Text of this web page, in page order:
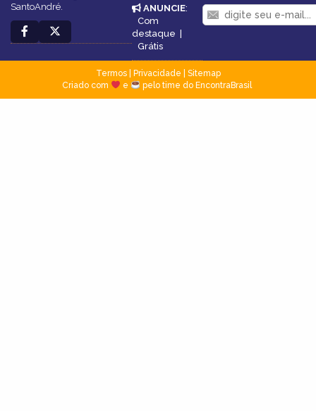
SantoAndré.
ANUNCIE:
Com
destaque |
Grátis
Termos| Privacidade
Sitemap
Criado com
e pelo time do EncontraBrasil